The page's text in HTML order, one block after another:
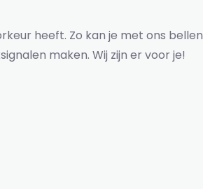
heeft. Zo kan je met ons
maken. Wij zijn er voor je!